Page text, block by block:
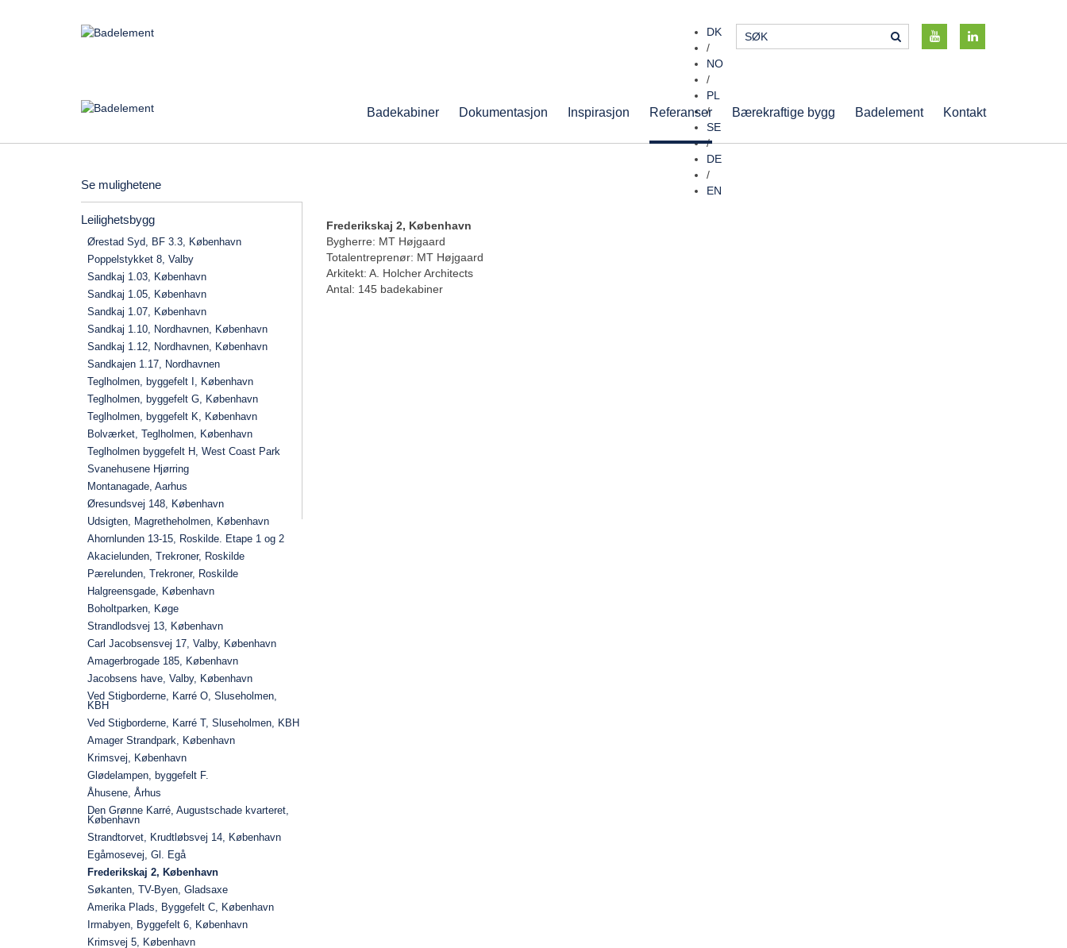
DK
/
NO
/
PL
/
SE
/
DE
/
EN
Badekabiner Dokumentasjon Inspirasjon Referanser Bærekraftige bygg Badelement Kontakt
Se mulighetene
Leilighetsbygg
Ørestad Syd, BF 3.3, København
Poppelstykket 8, Valby
Sandkaj 1.03, København
Sandkaj 1.05, København
Sandkaj 1.07, København
Sandkaj 1.10, Nordhavnen, København
Sandkaj 1.12, Nordhavnen, København
Sandkajen 1.17, Nordhavnen
Teglholmen, byggefelt I, København
Teglholmen, byggefelt G, København
Teglholmen, byggefelt K, København
Bolværket, Teglholmen, København
Teglholmen byggefelt H, West Coast Park
Svanehusene Hjørring
Montanagade, Aarhus
Øresundsvej 148, København
Udsigten, Magretheholmen, København
Ahornlunden 13-15, Roskilde. Etape 1 og 2
Akacielunden, Trekroner, Roskilde
Pærelunden, Trekroner, Roskilde
Halgreensgade, København
Boholtparken, Køge
Strandlodsvej 13, København
Carl Jacobsensvej 17, Valby, København
Amagerbrogade 185, København
Jacobsens have, Valby, København
Ved Stigborderne, Karré O, Sluseholmen,
KBH
Ved Stigborderne, Karré T, Sluseholmen, KBH
Amager Strandpark, København
Krimsvej, København
Glødelampen, byggefelt F.
Åhusene, Århus
Den Grønne Karré, Augustschade kvarteret,
København
Strandtorvet, Krudtløbsvej 14, København
Egåmosevej, Gl. Egå
Frederikskaj 2, København
Søkanten, TV-Byen, Gladsaxe
Amerika Plads, Byggefelt C, København
Irmabyen, Byggefelt 6, København
Krimsvej 5, København
Frederikskaj 2, København
Bygherre: MT Højgaard
Totalentreprenør: MT Højgaard
Arkitekt: A. Holcher Architects
Antal: 145 badekabiner